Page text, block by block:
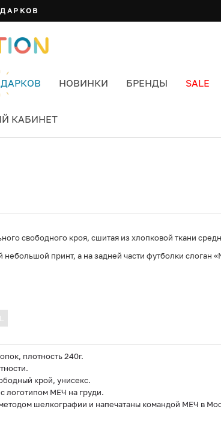
НОВИНКИ БРЕНДЫ SALE
КАБИНЕТ
свободного кроя, сшитая из хлопковой ткани
небольшой принт, а на задней части футболки слоган
плотность 240г.
крой, унисекс.
логотипом МЕЧ на груди.
шелкографии и напечатаны командой МЕЧ в